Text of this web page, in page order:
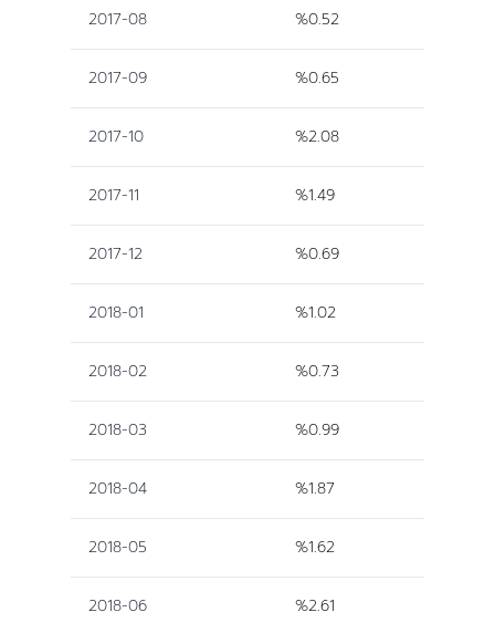
2017-08 %0.52
2017-09 %0.65
2017-10 %2.08
2017-11 %1.49
2017-12 %0.69
2018-01 %1.02
2018-02 %0.73
2018-03 %0.99
2018-04 %1.87
2018-05 %1.62
2018-06 %2.61